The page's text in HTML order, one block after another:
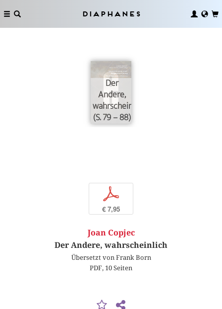
Diaphanes
Der
Andere,
wahrscheinlich
(S. 79 – 88)
p
€ 7,95
Joan Copjec
Der Andere, wahrscheinlich
Übersetzt von Frank Born
PDF, 10 Seiten